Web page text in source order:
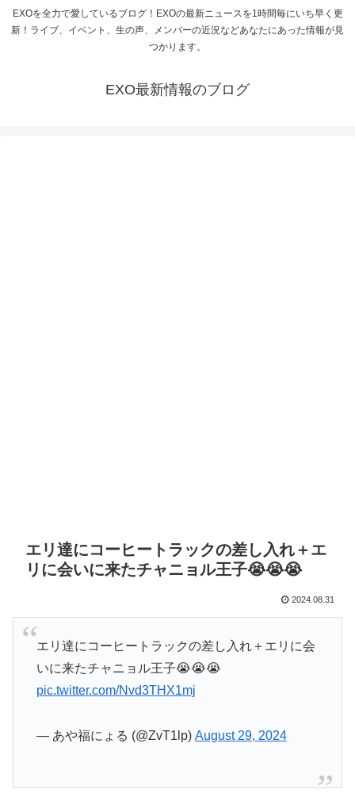
EXOを全力で愛しているブログ！EXOの最新ニュースを1時間毎にいち早く更
新！ライブ、イベント、生の声、メンバーの近況などあなたにあった情報が見
つかります。
EXO最新情報のブログ
エリ達にコーヒートラックの差し入れ＋エ
リに会いに来たチャニョル王子😭😭😭
2024.08.31
エリ達にコーヒートラックの差し入れ＋エリに会
いに来たチャニョル王子😭😭😭
pic.twitter.com/Nvd3THX1mj
— あや福にょる (@ZvT1lp) August 29, 2024